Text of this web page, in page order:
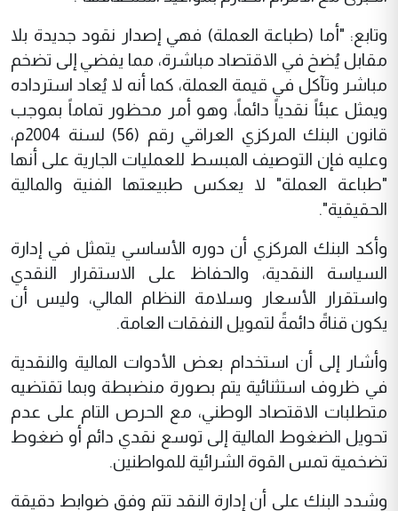
وتابع: "أما (طباعة العملة) فهي إصدار نقود جديدة بلا
مقابل يُضخ في الاقتصاد مباشرة، مما يفضي إلى تضخم
مباشر وتآكل في قيمة العملة، كما أنه لا يُعاد استرداده
ويمثل عبئاً نقدياً دائماً، وهو أمر محظور تماماً بموجب
قانون البنك المركزي العراقي رقم (56) لسنة 2004م،
وعليه فإن التوصيف المبسط للعمليات الجارية على أنها
"طباعة العملة" لا يعكس طبيعتها الفنية والمالية
الحقيقية".
وأكد البنك المركزي أن دوره الأساسي يتمثل في إدارة
السياسة النقدية، والحفاظ على الاستقرار النقدي
واستقرار الأسعار وسلامة النظام المالي، وليس أن
يكون قناةً دائمةً لتمويل النفقات العامة.
وأشار إلى أن استخدام بعض الأدوات المالية والنقدية
في ظروف استثنائية يتم بصورة منضبطة وبما تقتضيه
متطلبات الاقتصاد الوطني، مع الحرص التام على عدم
تحويل الضغوط المالية إلى توسع نقدي دائم أو ضغوط
تضخمية تمس القوة الشرائية للمواطنين.
وشدد البنك على أن إدارة النقد تتم وفق ضوابط دقيقة